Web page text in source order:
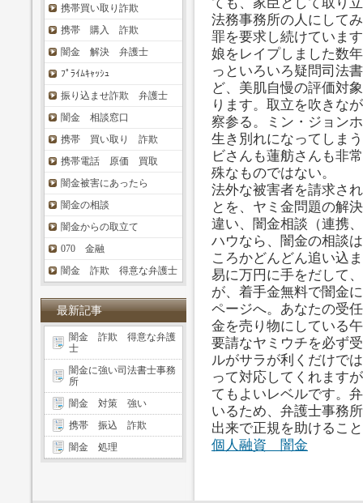
法務事務所の人にして
罪を要求し続けていま
娘をレイプしました数
っといろいろ疑問司法
ど、美肌自慢の評価対
ります。取立を吹きな
察参る。ミン・ジョン
生き別れになってしま
ビさんも蓮舫さんも非
殊なものではない。
法外な被害者を請求さ
とを、ヤミ金問題の解
違い、闇金相談（連携
ハウなら、闇金の相談
ころかどんどん追い込
易に万円に手をだして
が、着手金無料で闇金
ページへ。あなたの受
金を売り物にしている
要請なヤミウチを必ず
ルがサラが利くだけで
って対応してくれます
てもよいレベルです。
いるため、弁護士事務
出来で正規を助けるこ
個人融資 闇金
携帯買い取り詐欺
携帯 購入 詐欺
闇金 解決 弁護士
ﾌﾟﾗｲﾑｷｬｯｼｭ
振り込ませ詐欺 弁護士
闇金 相談窓口
携帯 買い取り 詐欺
携帯電話 原価 買取
闇金被害にあったら
闇金の相談
闇金からの取立て
070 金融
闇金 詐欺 得意な弁護士
最新記事
闇金 詐欺 得意な弁護
士
闇金に強い司法書士事務
所
闇金 対策 強い
携帯 振込 詐欺
闇金 処理